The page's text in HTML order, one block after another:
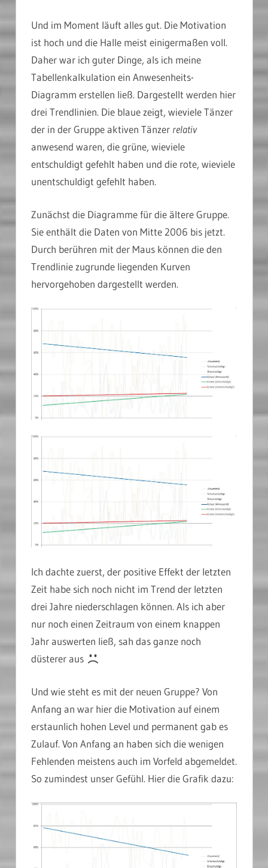
Und im Moment läuft alles gut. Die Motivation
ist hoch und die Halle meist einigermaßen voll.
Daher war ich guter Dinge, als ich meine
Tabellenkalkulation ein Anwesenheits-
Diagramm erstellen ließ. Dargestellt werden hier
drei Trendlinien. Die blaue zeigt, wieviele Tänzer
der in der Gruppe aktiven Tänzer relativ
anwesend waren, die grüne, wieviele
entschuldigt gefehlt haben und die rote, wieviele
unentschuldigt gefehlt haben.
Zunächst die Diagramme für die ältere Gruppe.
Sie enthält die Daten von Mitte 2006 bis jetzt.
Durch berühren mit der Maus können die den
Trendlinie zugrunde liegenden Kurven
hervorgehoben dargestellt werden.
Ich dachte zuerst, der positive Effekt der letzten
Zeit habe sich noch nicht im Trend der letzten
drei Jahre niederschlagen können. Als ich aber
nur noch einen Zeitraum von einem knappen
Jahr auswerten ließ, sah das ganze noch
düsterer aus
Und wie steht es mit der neuen Gruppe? Von
Anfang an war hier die Motivation auf einem
erstaunlich hohen Level und permanent gab es
Zulauf. Von Anfang an haben sich die wenigen
Fehlenden meistens auch im Vorfeld abgemeldet.
So zumindest unser Gefühl. Hier die Grafik dazu: